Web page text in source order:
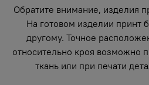
Обратите внимание, изделия
На готовом изделии принт
другому. Точное
относительно кроя возможно
ткань или при печати